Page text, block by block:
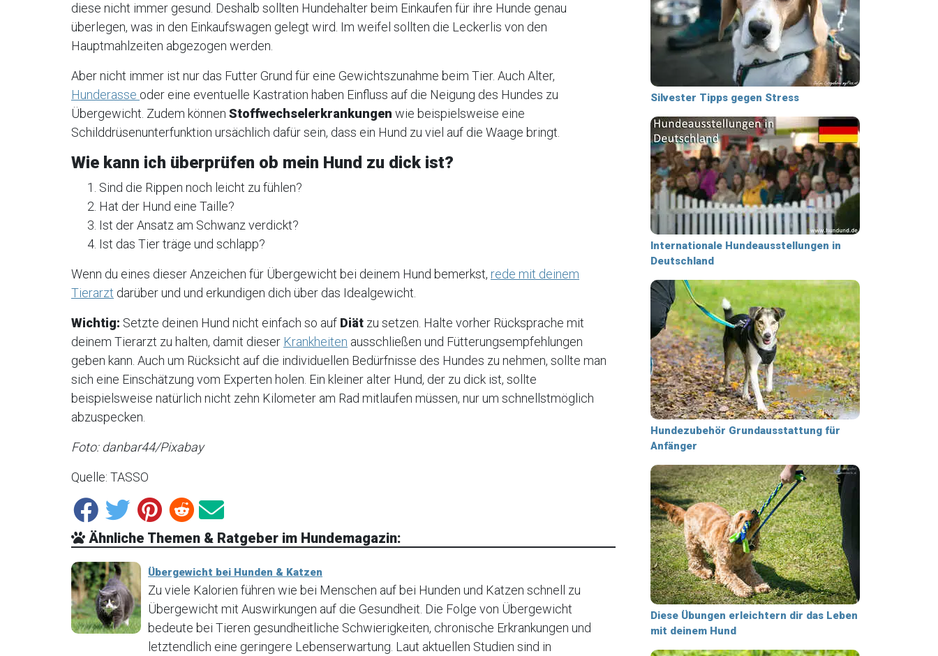
diese nicht immer gesund. Deshalb sollten Hundehalter beim Einkaufen für ihre Hunde genau
überlegen, was in den Einkaufswagen gelegt wird. Im weifel sollten die Leckerlis von den
Hauptmahlzeiten abgezogen werden.
Aber nicht immer ist nur das Futter Grund für eine Gewichtszunahme beim Tier. Auch Alter,
Hunderasse oder eine eventuelle Kastration haben Einfluss auf die Neigung des Hundes zu
Übergewicht. Zudem können Stoffwechselerkrankungen wie beispielsweise eine
Schilddrüsenunterfunktion ursächlich dafür sein, dass ein Hund zu viel auf die Waage bringt.
Wie kann ich überprüfen ob mein Hund zu dick ist?
Sind die Rippen noch leicht zu fühlen?
Hat der Hund eine Taille?
Ist der Ansatz am Schwanz verdickt?
Ist das Tier träge und schlapp?
Wenn du eines dieser Anzeichen für Übergewicht bei deinem Hund bemerkst, rede mit deinem
Tierarzt darüber und und erkundigen dich über das Idealgewicht.
Wichtig: Setzte deinen Hund nicht einfach so auf Diät zu setzen. Halte vorher Rücksprache mit
deinem Tierarzt zu halten, damit dieser Krankheiten ausschließen und Fütterungsempfehlungen
geben kann. Auch um Rücksicht auf die individuellen Bedürfnisse des Hundes zu nehmen, sollte man
sich eine Einschätzung vom Experten holen. Ein kleiner alter Hund, der zu dick ist, sollte
beispielsweise natürlich nicht zehn Kilometer am Rad mitlaufen müssen, nur um schnellstmöglich
abzuspecken.
Foto: danbar44/Pixabay
Quelle: TASSO
Ähnliche Themen & Ratgeber im Hundemagazin:
Übergewicht bei Hunden & Katzen
Zu viele Kalorien führen wie bei Menschen auf bei Hunden und Katzen schnell zu
Übergewicht mit Auswirkungen auf die Gesundheit. Die Folge von Übergewicht
bedeute bei Tieren gesundheitliche Schwierigkeiten, chronische Erkrankungen und
letztendlich eine geringere Lebenserwartung. Laut aktuellen Studien sind in
Silvester Tipps gegen Stress
Internationale Hundeausstellungen in
Deutschland
Hundezubehör Grundausstattung für
Anfänger
Diese Übungen erleichtern dir das Leben
mit deinem Hund